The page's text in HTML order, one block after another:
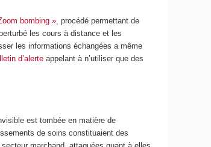
bombing », procédé permettant de
les cours à distance et les
les informations échangées a même
d’alerte appelant à n’utiliser que des
est tombée en matière de
de soins constituaient des